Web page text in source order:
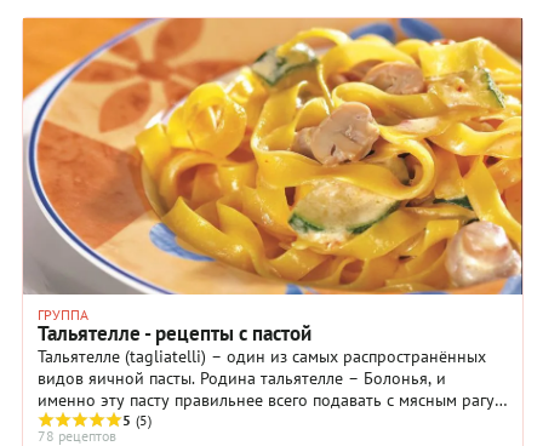
ГРУППА
Тальятелле - рецепты с пастой
Тальятелле (tagliatelli) – один из самых распространённых
видов яичной пасты. Родина тальятелле – Болонья, и
именно эту пасту правильнее всего подавать с мясным рагу
по-болонски. Тальятелле ...
5 (5)
78 рецептов